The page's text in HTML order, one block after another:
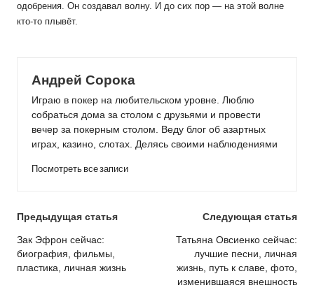
одобрения. Он создавал волну. И до сих пор — на этой волне
кто-то плывёт.
Андрей Сорока
Играю в покер на любительском уровне. Люблю
собраться дома за столом с друзьями и провести
вечер за покерным столом. Веду блог об азартных
играх, казино, слотах. Делясь своими наблюдениями
Посмотреть все записи
Post
navigation
Предыдущая статья
Зак Эфрон сейчас:
биография, фильмы,
пластика, личная жизнь
Следующая статья
Татьяна Овсиенко сейчас:
лучшие песни, личная
жизнь, путь к славе, фото,
изменившаяся внешность